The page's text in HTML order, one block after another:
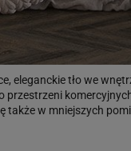
tło we
w mniejszych